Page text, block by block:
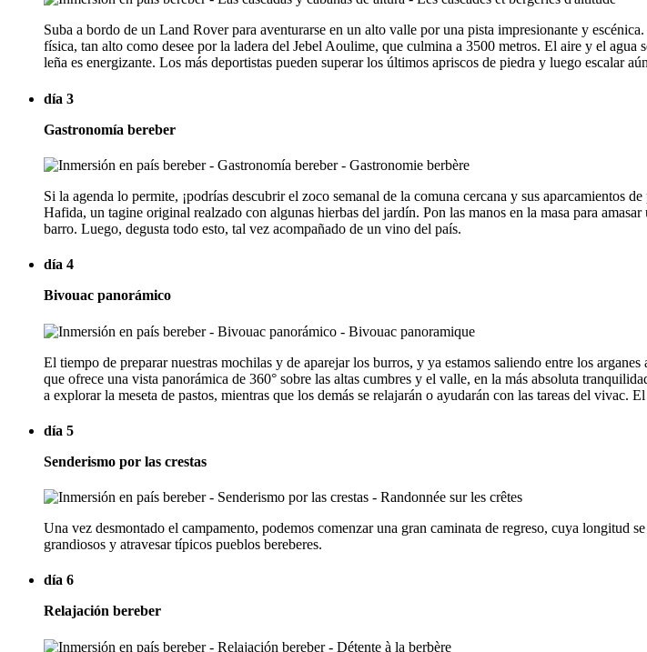
Suba a bordo de un Land Rover para aventurarse en un alto valle por una pista impresionante y
física, tan alto como desee por la ladera del Jebel Aoulime, que culmina a 3500 metros. El aire y el
leña es energizante. Los más deportistas pueden superar los últimos apriscos de piedra y luego escalar
día 3
Gastronomía bereber
Si la agenda lo permite, ¡podrías descubrir el zoco semanal de la comuna cercana y sus aparcamientos
Hafida, un tagine original realzado con algunas hierbas del jardín. Pon las manos en la masa para
barro. Luego, degusta todo esto, tal vez acompañado de un vino del país.
día 4
Bivouac panorámico
El tiempo de preparar nuestras mochilas y de aparejar los burros, y ya estamos saliendo entre los
que ofrece una vista panorámica de 360° sobre las altas cumbres y el valle, en la más absoluta
a explorar la meseta de pastos, mientras que los demás se relajarán o ayudarán con las tareas del
día 5
Senderismo por las crestas
Una vez desmontado el campamento, podemos comenzar una gran caminata de regreso, cuya longitud
grandiosos y atravesar típicos pueblos bereberes.
día 6
Relajación bereber